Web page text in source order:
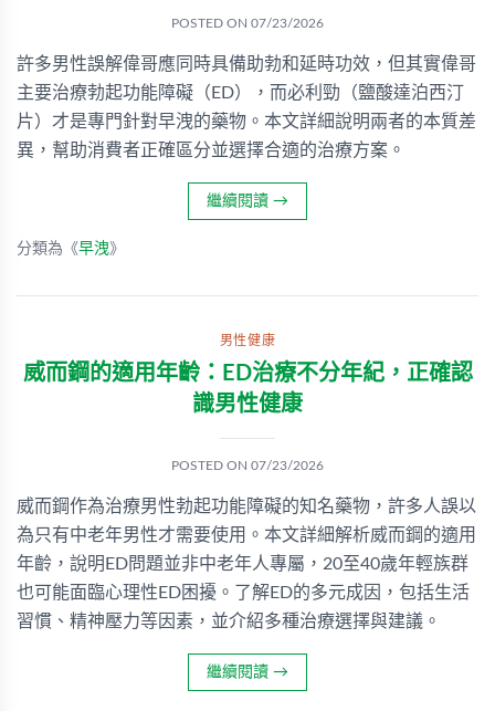
POSTED ON 07/23/2026
許多男性誤解偉哥應同時具備助勃和延時功效，但其實偉哥
主要治療勃起功能障礙（ED），而必利勁（鹽酸達泊西汀
片）才是專門針對早洩的藥物。本文詳細說明兩者的本質差
異，幫助消費者正確區分並選擇合適的治療方案。
繼續閱讀 →
分類為《早洩》
男性健康
威而鋼的適用年齡：ED治療不分年紀，正確認
識男性健康
POSTED ON 07/23/2026
威而鋼作為治療男性勃起功能障礙的知名藥物，許多人誤以
為只有中老年男性才需要使用。本文詳細解析威而鋼的適用
年齡，說明ED問題並非中老年人專屬，20至40歲年輕族群
也可能面臨心理性ED困擾。了解ED的多元成因，包括生活
習慣、精神壓力等因素，並介紹多種治療選擇與建議。
繼續閱讀 →